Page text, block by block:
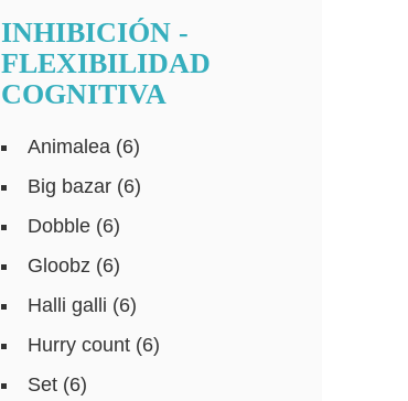
INHIBICIÓN -
FLEXIBILIDAD
COGNITIVA
Animalea (6)
Big bazar (6)
Dobble (6)
Gloobz (6)
Halli galli (6)
Hurry count (6)
Set (6)